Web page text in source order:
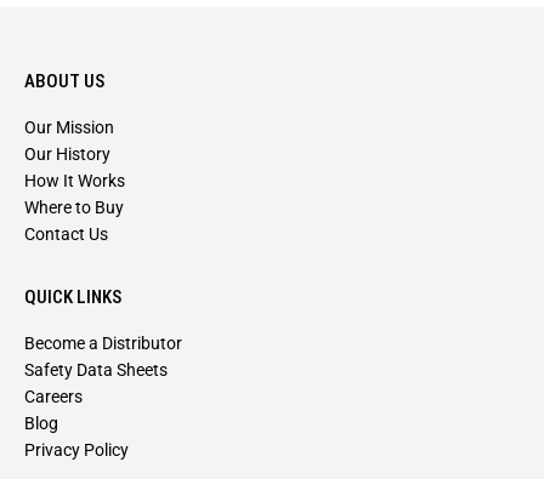
ABOUT US
Our Mission
Our History
How It Works
Where to Buy
Contact Us
QUICK LINKS
Become a Distributor
Safety Data Sheets
Careers
Blog
Privacy Policy